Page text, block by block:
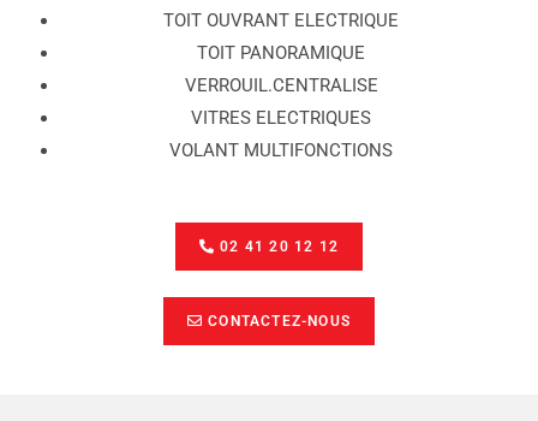
TOIT OUVRANT ELECTRIQUE
TOIT PANORAMIQUE
VERROUIL.CENTRALISE
VITRES ELECTRIQUES
VOLANT MULTIFONCTIONS
02 41 20 12 12
CONTACTEZ-NOUS